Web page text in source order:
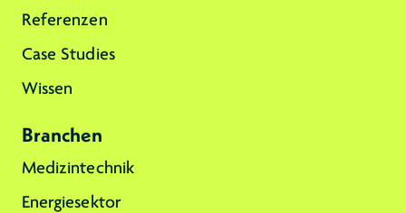
Referenzen
Case Studies
Wissen
Branchen
Medizintechnik
Energiesektor